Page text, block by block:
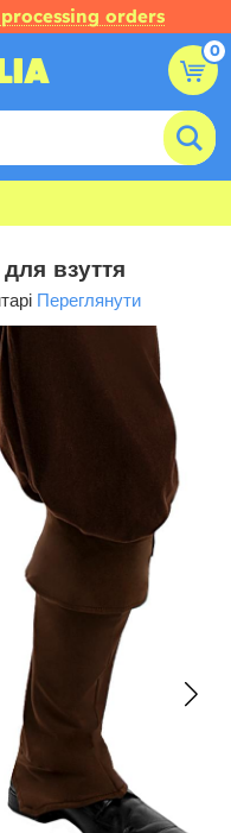
orders
0
взуття
Переглянути